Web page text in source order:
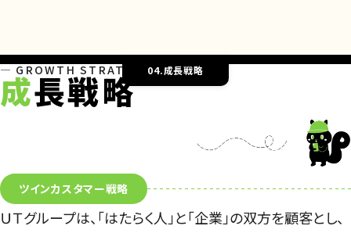
04.成長戦略
GROWTH STRATEGY
成長戦略
ツインカスタマー戦略
ＵＴグループは、「はたらく人」と「企業」の双方を顧客とし、